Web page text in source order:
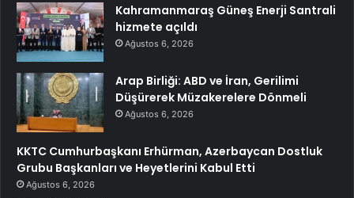
Kahramanmaraş Güneş Enerji Santrali
hizmete açıldı
Ağustos 6, 2026
Arap Birliği: ABD ve İran, Gerilimi
Düşürerek Müzakerelere Dönmeli
Ağustos 6, 2026
KKTC Cumhurbaşkanı Erhürman, Azerbaycan Dostluk
Grubu Başkanları ve Heyetlerini Kabul Etti
Ağustos 6, 2026